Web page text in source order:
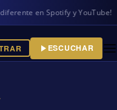
en Spotify y YouTube!
ESCUCHAR